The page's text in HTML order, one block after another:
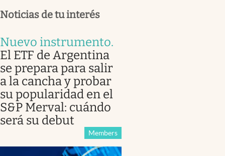
Noticias de tu interés
Nuevo instrumento.
El ETF de Argentina
se prepara para salir
a la cancha y probar
su popularidad en el
S&P Merval: cuándo
será su debut
Members